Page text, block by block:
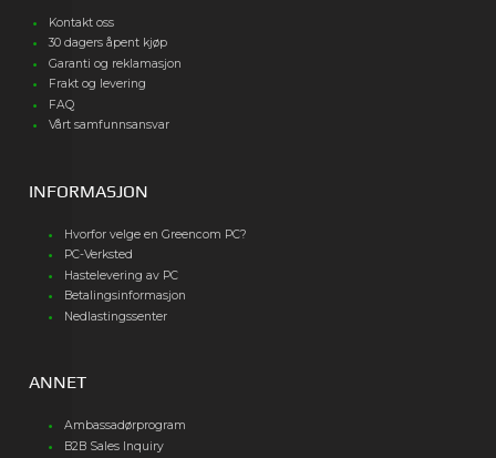
Kontakt oss
30 dagers åpent kjøp
Garanti og reklamasjon
Frakt og levering
FAQ
Vårt samfunnsansvar
INFORMASJON
Hvorfor velge en Greencom PC?
PC-Verksted
Hastelevering av PC
Betalingsinformasjon
Nedlastingssenter
ANNET
Ambassadørprogram
B2B Sales Inquiry